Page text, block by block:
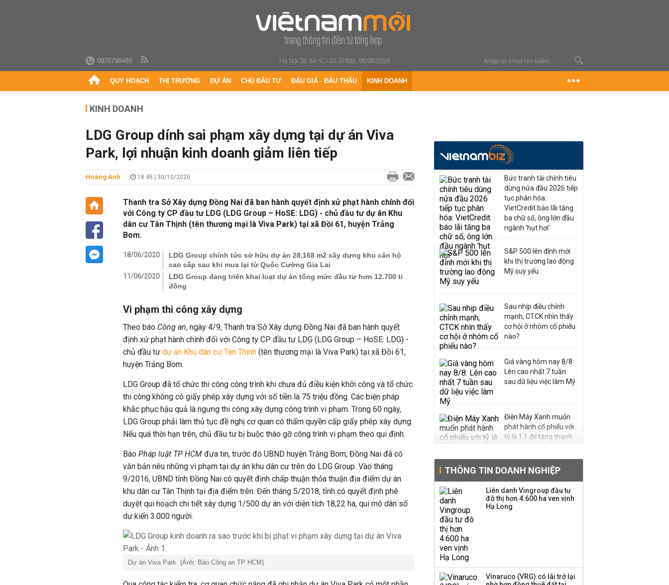
0975798489 Hà Nội 32.84 °C|03:37AM, 08/08/2026
QUY HOẠCH THỊ TRƯỜNG DỰ ÁN CHỦ ĐẦU TƯ ĐẤU GIÁ - ĐẤU THẦU KINH DOANH
KINH DOANH
LDG Group dính sai phạm xây dựng tại dự án Viva
Park, lợi nhuận kinh doanh giảm liên tiếp
Hoàng Anh 18:45 | 30/10/2020
Thanh tra Sở Xây dựng Đồng Nai đã ban hành quyết định xử phạt hành chính đối
với Công ty CP đầu tư LDG (LDG Group – HoSE: LDG) - chủ đầu tư dự án Khu
dân cư Tân Thịnh (tên thương mại là Viva Park) tại xã Đồi 61, huyện Trảng
Bom.
18/06/2020
LDG Group chính tức sở hữu dự án 28,168 m2 xây dựng khu căn hộ
cao cấp sau khi mua lại từ Quốc Cường Gia Lai
11/06/2020
LDG Group đang triển khai loạt dự án tổng mức đầu tư hơn 12.700 tỉ
đồng
Vi phạm thi công xây dựng
Theo báo Công an, ngày 4/9, Thanh tra Sở Xây dựng Đồng Nai đã ban hành quyết
định xử phạt hành chính đối với Công ty CP đầu tư LDG (LDG Group – HoSE: LDG) -
chủ đầu tư dự án Khu dân cư Tân Thịnh (tên thương mại là Viva Park) tại xã Đồi 61,
huyện Trảng Bom.
LDG Group đã tổ chức thi công công trình khi chưa đủ điều kiện khởi công và tổ chức
thi công không có giấy phép xây dựng với số tiền là 75 triệu đồng. Các biện pháp
khắc phục hậu quả là ngưng thi công xây dựng công trình vi phạm. Trong 60 ngày,
LDG Group phải làm thủ tục đề nghị cơ quan có thẩm quyền cấp giấy phép xây dựng.
Nếu quá thời hạn trên, chủ đầu tư bị buộc tháo gỡ công trình vi phạm theo qui định.
Báo Pháp luật TP HCM đưa tin, trước đó UBND huyện Trảng Bom, Đồng Nai đã có
văn bản nêu những vi phạm tại dự án khu dân cư trên do LDG Group. Vào tháng
9/2016, UBND tỉnh Đồng Nai có quyết định chấp thuận thỏa thuận địa điểm dự án
khu dân cư Tân Thịnh tại địa điểm trên. Đến tháng 5/2018, tỉnh có quyết định phê
duyệt qui hoạch chi tiết xây dựng 1/500 dự án với diện tích 18,22 ha, qui mô dân số
dự kiến 3.000 người.
Dự án Viva Park. (Ảnh: Báo Công an TP HCM)
Bức tranh tài chính tiêu
dùng nửa đầu 2026 tiếp
tục phân hóa:
VietCredit báo lãi tăng
ba chữ số, ông lớn đầu
ngành 'hụt hơi'
S&P 500 lên đỉnh mới
khi thị trường lao động
Mỹ suy yếu
Sau nhịp điều chỉnh
mạnh, CTCK nhìn thấy
cơ hội ở nhóm cổ phiếu
nào?
Giá vàng hôm nay 8/8:
Lên cao nhất 7 tuần
sau dữ liệu việc làm Mỹ
Điện Máy Xanh muốn
phát hành cổ phiếu với
tỷ lệ 1:1 để tăng thanh
Quy hoạch 4 khu lấn
biển ở Phú Quốc
hàng
THÔNG TIN DOANH NGHIỆP
Liên danh Vingroup đầu tư
đô thị hơn 4.600 ha ven vịnh
Hạ Long
Vinaruco (VRG) có lãi trở lại